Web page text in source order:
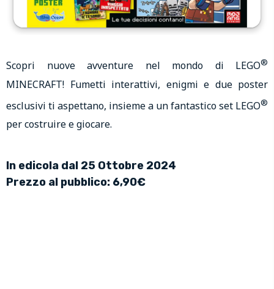
Scopri nuove avventure nel mondo di LEGO®
MINECRAFT! Fumetti interattivi, enigmi e due poster
esclusivi ti aspettano, insieme a un fantastico set LEGO®
per costruire e giocare.
In edicola dal 25 Ottobre 2024
Prezzo al pubblico: 6,90€